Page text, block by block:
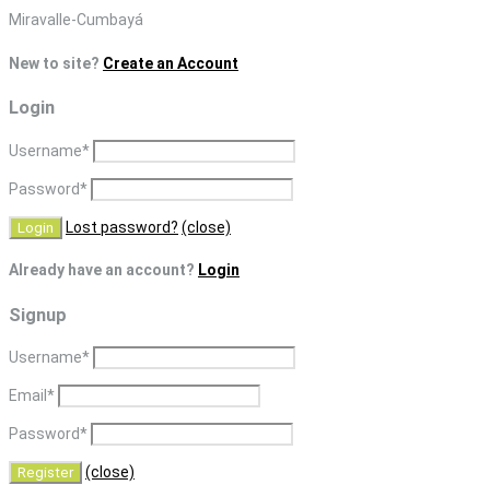
Skip
content
Miravalle-Cumbayá
New to site? Create an Account
Login
Username*
Password*
Lost password? (close)
Already have an account? Login
Signup
Username*
Email *
Password*
(close)